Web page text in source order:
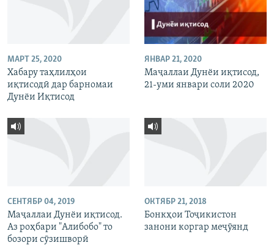
МАРТ 25, 2020
Хабару таҳлилҳои
иқтисодӣ дар барномаи
Дунёи Иқтисод
ЯНВАР 21, 2020
Маҷаллаи Дунёи иқтисод,
21-уми январи соли 2020
СЕНТЯБР 04, 2019
Маҷаллаи Дунёи иқтисод.
Аз роҳбари "Алибобо" то
бозори сӯзишворӣ
ОКТЯБР 21, 2018
Бонкҳои Тоҷикистон
занони коргар меҷӯянд